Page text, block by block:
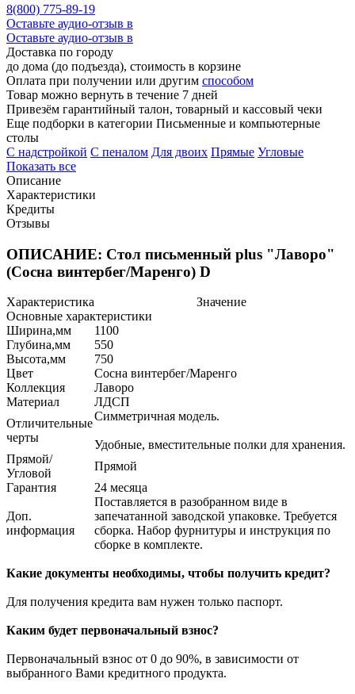
8(800) 775-89-19
Оставьте аудио-отзыв в
Оставьте аудио-отзыв в
Доставка по городу
до дома (до подъезда), стоимость в корзине
Оплата при получении или другим способом
Товар можно вернуть в течение 7 дней
Привезём гарантийный талон, товарный и кассовый чеки
Еще подборки в категории Письменные и компьютерные
столы
C надстройкой C пеналом Для двоих Прямые Угловые
Показать все
Описание
Характеристики
Кредиты
Отзывы
ОПИСАНИЕ: Стол письменный plus "Лаворо"
(Сосна винтербег/Маренго) D
Характеристика
Значение
Основные характеристики
Ширина,мм
1100
Глубина,мм
550
Высота,мм
750
Цвет
Сосна винтербег/Маренго
Коллекция
Лаворо
Материал
ЛДСП
Отличительные
черты
Симметричная модель.
Удобные, вместительные полки для хранения.
Прямой/
Угловой
Прямой
Гарантия
24 месяца
Доп.
информация
Поставляется в разобранном виде в
запечатанной заводской упаковке. Требуется
сборка. Набор фурнитуры и инструкция по
сборке в комплекте.
Какие документы необходимы, чтобы получить кредит?
Для получения кредита вам нужен только паспорт.
Каким будет первоначальный взнос?
Первоначальный взнос от 0 до 90%, в зависимости от
выбранного Вами кредитного продукта.